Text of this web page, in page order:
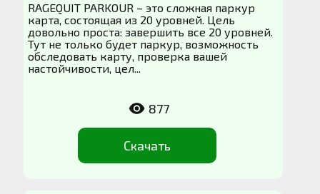
RAGEQUIT PARKOUR – это сложная паркур
карта, состоящая из 20 уровней. Цель
довольно проста: завершить все 20 уровней.
Тут не только будет паркур, возможность
обследовать карту, проверка вашей
настойчивости, цел...
Скачать
877